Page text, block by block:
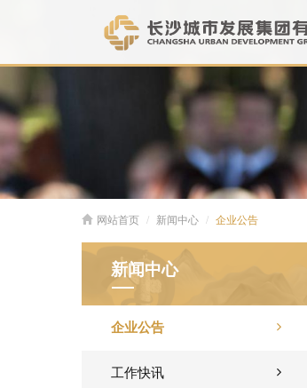
网站首页 新闻中心 企业公告
新闻中心
企业公告
工作快讯